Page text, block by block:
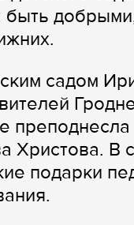
быть
садом
Христова. В
подарки